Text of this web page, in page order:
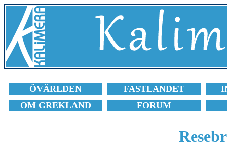
ÖVÄRLDEN FASTLANDET
OM GREKLAND
FORUM